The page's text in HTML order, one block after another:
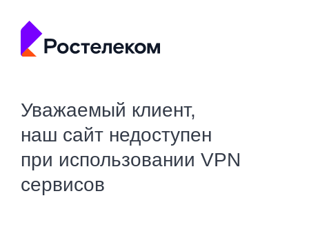
Уважаемый клиент,
наш сайт недоступен
при использовании VPN
сервисов